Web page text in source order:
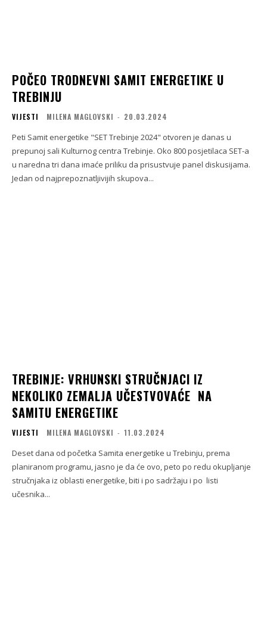
POČEO TRODNEVNI SAMIT ENERGETIKE U
TREBINJU
VIJESTI MILENA MAGLOVSKI - 20.03.2024
Peti Samit energetike "SET Trebinje 2024" otvoren je danas u
prepunoj sali Kulturnog centra Trebinje. Oko 800 posjetilaca SET-a
u naredna tri dana imaće priliku da prisustvuje panel diskusijama.
Jedan od najprepoznatljivijih skupova...
TREBINJE: VRHUNSKI STRUČNJACI IZ
NEKOLIKO ZEMALJA UČESTVOVAĆE NA
SAMITU ENERGETIKE
VIJESTI MILENA MAGLOVSKI - 11.03.2024
Deset dana od početka Samita energetike u Trebinju, prema
planiranom programu, jasno je da će ovo, peto po redu okupljanje
stručnjaka iz oblasti energetike, biti i po sadržaju i po listi
učesnika...